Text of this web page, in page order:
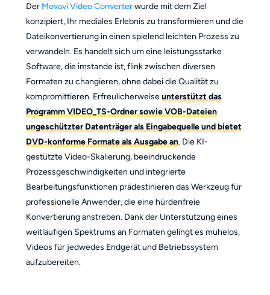
Der Movavi Video Converterwurde mit dem Ziel
konzipiert, Ihr mediales Erlebnis zu transformieren und die
Dateikonvertierung in einen spielend leichten Prozess zu
verwandeln. Es handelt sich um eine leistungsstarke
Software, die imstande ist, flink zwischen diversen
Formaten zu changieren, ohne dabei die Qualität zu
kompromittieren. Erfreulicherweiseunterstützt das
Programm VIDEO_TS-Ordner sowie VOB-Dateien
ungeschützter Datenträger als Eingabequelle und bietet
DVD-konforme Formate als Ausgabe an. Die KI-
gestützte Video-Skalierung, beeindruckende
Prozessgeschwindigkeiten und integrierte
Bearbeitungsfunktionen prädestinieren das Werkzeug für
professionelle Anwender, die eine hürdenfreie
Konvertierung anstreben. Dank der Unterstützung eines
weitläufigen Spektrums an Formaten gelingt es mühelos,
Videos für jedwedes Endgerät und Betriebssystem
aufzubereiten.